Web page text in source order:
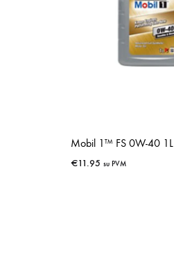
Mobil 1™ FS 0W-40 1L
€11.95 su PVM